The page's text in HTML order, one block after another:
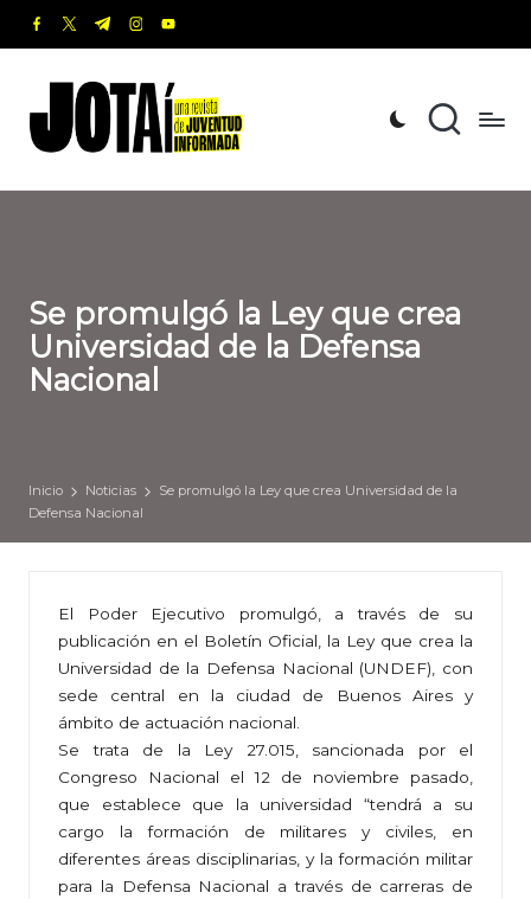
Saltar
contenido
facebook.com
twitter.com
t.me instagram.com
youtube.com
o
t
revista
de
Informada
Se promulgó la Ley que crea
Universidad de la Defensa
Nacional
Inicio Noticias
Se promulgó la Ley que crea Universidad de la
Defensa Nacional
El Poder Ejecutivo promulgó, a través de su
publicación en el Boletín Oficial, la Ley que crea la
Universidad de la Defensa Nacional (UNDEF), con
sede central en la ciudad de Buenos Aires y
ámbito de actuación nacional.
Se trata de la Ley 27.015, sancionada por el
Congreso Nacional el 12 de noviembre pasado,
que establece que la universidad “tendrá a su
cargo la formación de militares y civiles, en
diferentes áreas disciplinarias, y la formación militar
para la Defensa Nacional a través de carreras de